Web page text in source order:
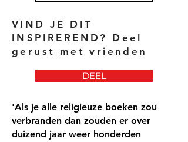
VIND JE DIT
INSPIREREND? Deel
gerust met vrienden
DEEL
'Als je alle religieuze boeken zou
verbranden dan zouden er over
duizend jaar weer honderden